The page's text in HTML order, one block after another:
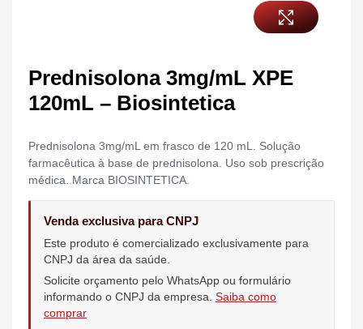
Prednisolona 3mg/mL XPE
120mL – Biosintetica
Prednisolona 3mg/mL em frasco de 120 mL. Solução
farmacêutica à base de prednisolona. Uso sob prescrição
médica. Marca BIOSINTETICA.
Venda exclusiva para CNPJ
Este produto é comercializado exclusivamente para
CNPJ da área da saúde.
Solicite orçamento pelo WhatsApp ou formulário
informando o CNPJ da empresa. Saiba como
comprar